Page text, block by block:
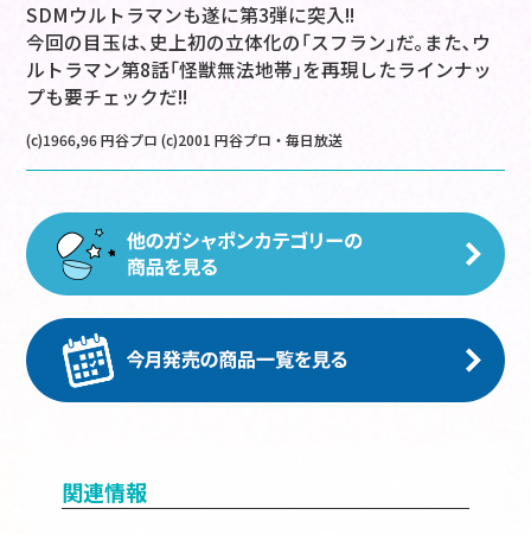
SDMウルトラマンも遂に第3弾に突入!!
今回の目玉は､史上初の立体化の｢スフラン｣だ｡また､ウ
ルトラマン第8話｢怪獣無法地帯｣を再現したラインナッ
プも要チェックだ!!
(c)1966,96 円谷プロ (c)2001 円谷プロ・毎日放送
関連情報